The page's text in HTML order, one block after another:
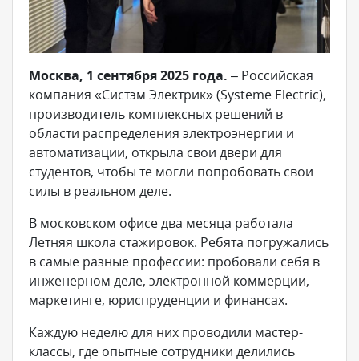
Москва, 1 сентября 2025 года. – Российская
компания «Систэм Электрик» (Systeme Electric),
производитель комплексных решений в
области распределения электроэнергии и
автоматизации, открыла свои двери для
студентов, чтобы те могли попробовать свои
силы в реальном деле.
В московском офисе два месяца работала
Летняя школа стажировок. Ребята погружались
в самые разные профессии: пробовали себя в
инженерном деле, электронной коммерции,
маркетинге, юриспруденции и финансах.
Каждую неделю для них проводили мастер-
классы, где опытные сотрудники делились